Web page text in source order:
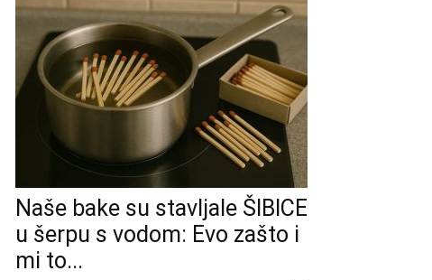
Naše bake su stavljale ŠIBICE
u šerpu s vodom: Evo zašto i
mi to...